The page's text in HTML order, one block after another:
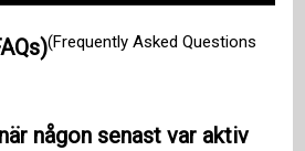
(Frequently Asked Questions
någon senast var aktiv